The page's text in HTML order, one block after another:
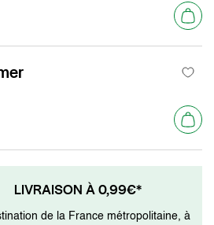
LIVRAISON À 0,99€*
de la France métropolitaine, à